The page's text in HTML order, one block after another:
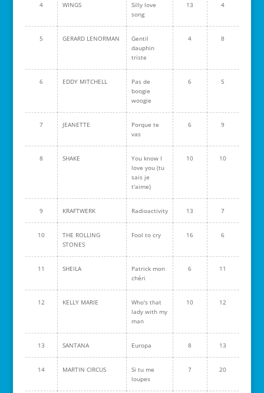
4 WINGS
Silly love
song
13 4
5 GERARD LENORMAN
Gentil
dauphin
triste
4 8
6 EDDY MITCHELL
Pas de
boogie
woogie
6 5
7 JEANETTE
Porque te
vas
6 9
8 SHAKE
You know I
love you (tu
sais je
t'aime)
10 10
9 KRAFTWERK Radioactivity 13 7
10
THE ROLLING
STONES
Fool to cry 16 6
11 SHEILA
Patrick mon
chéri
6 11
12 KELLY MARIE
Who's that
lady with my
man
10 12
13 SANTANA Europa 8 13
14 MARTIN CIRCUS
Si tu me
loupes
7 20